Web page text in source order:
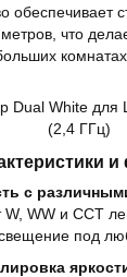
обеспечивает
что
и
с
WW и CCT
под